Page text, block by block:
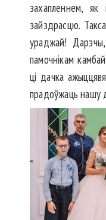
захапленнем, як
зайздрасцю.
ура­джай!
памочнікам
ці дачка
прадоўжаць нашу